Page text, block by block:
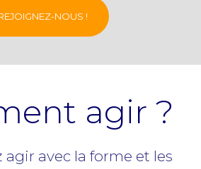
NOUS !
agir ?
agir avec la forme et les